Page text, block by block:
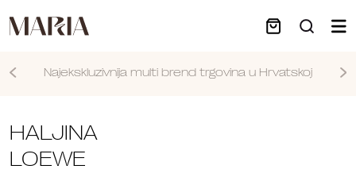
Najekskluzivnija multi brend trgovina u Hrvatskoj
HALJINA
LOEWE